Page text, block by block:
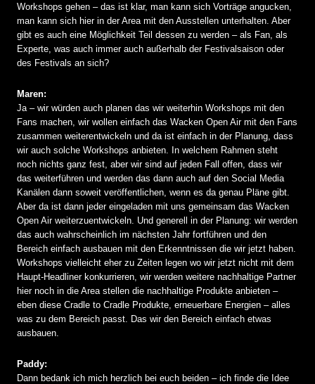
Workshops gehen – das ist klar, man kann sich Vorträge angucken,
man kann sich hier in der Area mit den Ausstellen unterhalten. Aber
gibt es auch eine Möglichkeit Teil dessen zu werden – als Fan, als
Experte, was auch immer auch außerhalb der Festivalsaison oder
des Festivals an sich?
Maren:
Ja – wir würden auch planen das wir weiterhin Workshops mit den
Fans machen, wir wollen einfach das Wacken Open Air mit den Fans
zusammen weiterentwickeln und da ist einfach in der Planung, dass
wir auch solche Workshops anbieten. In welchem Rahmen steht
noch nichts ganz fest, aber wir sind auf jeden Fall offen, dass wir
das weiterführen und werden das dann auch auf den Social Media
Kanälen dann soweit veröffentlichen, wenn es da genau Pläne gibt.
Aber da ist dann jeder eingeladen mit uns gemeinsam das Wacken
Open Air weiterzuentwickeln. Und generell in der Planung: wir werden
das auch wahrscheinlich im nächsten Jahr fortführen und den
Bereich einfach ausbauen mit den Erkenntnissen die wir jetzt haben.
Workshops vielleicht eher zu Zeiten legen wo wir jetzt nicht mit dem
Haupt-Headliner konkurrieren, wir werden weitere nachhaltige Partner
hier noch in die Area stellen die nachhaltige Produkte anbieten –
eben diese Cradle to Cradle Produkte, erneuerbare Energien – alles
was zu dem Bereich passt. Das wir den Bereich einfach etwas
ausbauen.
Paddy:
Dann bedank ich mich herzlich bei euch beiden – ich finde die Idee